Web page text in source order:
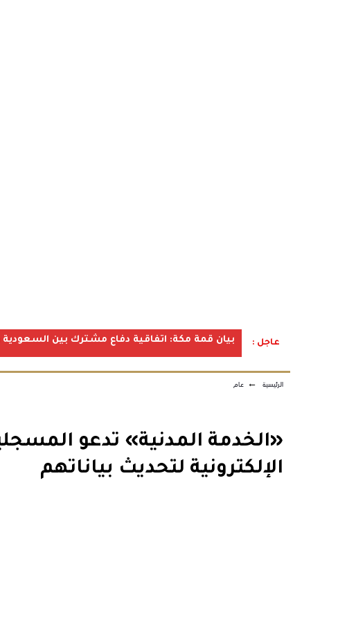
عاجل : بيان قمة مكة: اتفاقية دفاع مشترك بين السعودية
الرئيسية ← عام
«الخدمة المدنية» تدعو
الإلكترونية لتحديث بياناتهم